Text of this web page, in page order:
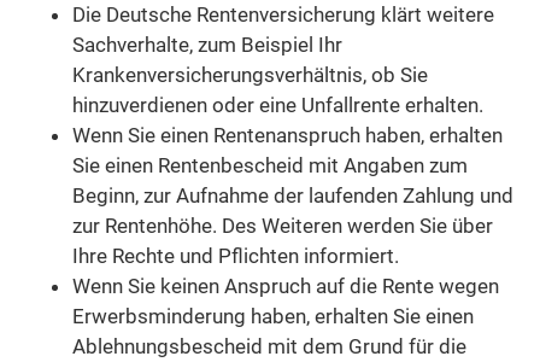
Die Deutsche Rentenversicherung klärt weitere
Sachverhalte, zum Beispiel Ihr
Krankenversicherungsverhältnis, ob Sie
hinzuverdienen oder eine Unfallrente erhalten.
Wenn Sie einen Rentenanspruch haben, erhalten
Sie einen Rentenbescheid mit Angaben zum
Beginn, zur Aufnahme der laufenden Zahlung und
zur Rentenhöhe. Des Weiteren werden Sie über
Ihre Rechte und Pflichten informiert.
Wenn Sie keinen Anspruch auf die Rente wegen
Erwerbsminderung haben, erhalten Sie einen
Ablehnungsbescheid mit dem Grund für die